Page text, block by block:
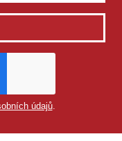
údajů.